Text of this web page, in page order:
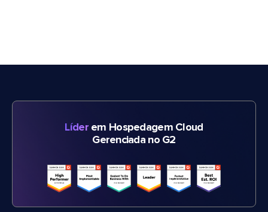
Líderem Hospedagem Cloud
Gerenciada no G2